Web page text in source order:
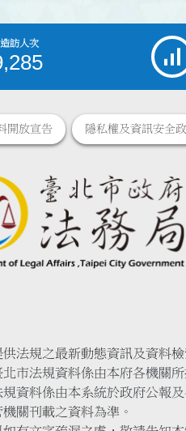
訪人次
開放宣告 隱私權及資訊安全
供法規之最新動態資訊及資料
北市法規資料係由本府各機關
資料係由本系統於政府公報
關刊載之資料為準。